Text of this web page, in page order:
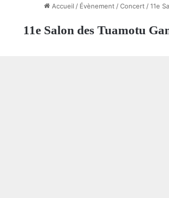
Accueil / Évènement / Concert / 11e
11e Salon des Tuamotu